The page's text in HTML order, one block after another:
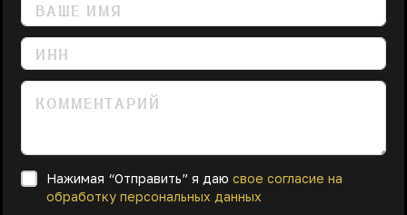
Нажимая “Отправить” я даю свое согласие на
обработку персональных данных